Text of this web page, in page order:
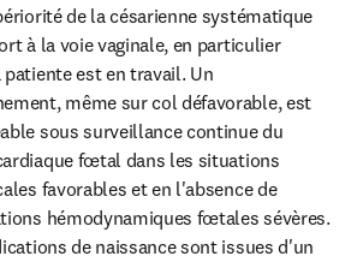
de la césarienne systématique
à la voie vaginale, en particulier
est en travail. Un
même sur col défavorable, est
sous surveillance continue du
fœtal dans les situations
favorables et en l'absence de
hémodynamiques fœtales sévères.
de naissance sont issues d'un